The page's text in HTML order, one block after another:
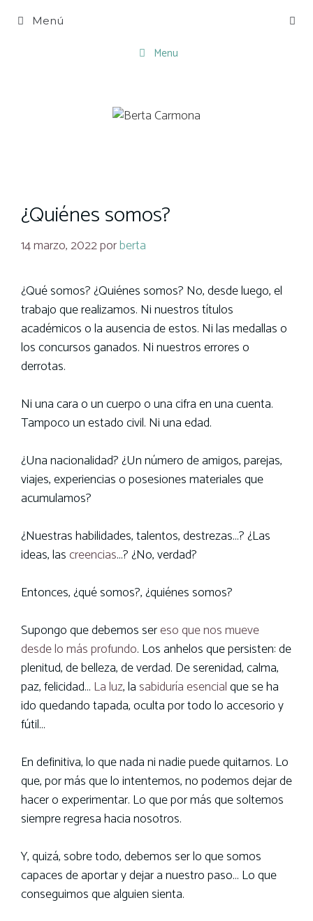
Menú
Menu
¿Quiénes somos?
14 marzo, 2022porberta
¿Qué somos? ¿Quiénes somos? No, desde luego, el
trabajo que realizamos. Ni nuestros títulos
académicos o la ausencia de estos. Ni las medallas o
los concursos ganados. Ni nuestros errores o
derrotas.
Ni una cara o un cuerpo o una cifra en una cuenta.
Tampoco un estado civil. Ni una edad.
¿Una nacionalidad? ¿Un número de amigos, parejas,
viajes, experiencias o posesiones materiales que
acumulamos?
¿Nuestras habilidades, talentos, destrezas…? ¿Las
ideas, lascreencias…? ¿No, verdad?
Entonces, ¿qué somos?, ¿quiénes somos?
Supongo que debemos sereso que nos mueve
desde lo más profundo. Los anhelos que persisten: de
plenitud, de belleza, de verdad. De serenidad, calma,
paz, felicidad… La luz, la sabiduría esencialque se ha
ido quedando tapada, oculta por todo lo accesorio y
fútil…
En definitiva, lo que nada ni nadie puede quitarnos. Lo
que, por más que lo intentemos, no podemos dejar de
hacer o experimentar. Lo que por más que soltemos
siempre regresa hacia nosotros.
Y, quizá, sobre todo, debemos ser lo que somos
capaces de aportar y dejar a nuestro paso… Lo que
conseguimos que alguien sienta.